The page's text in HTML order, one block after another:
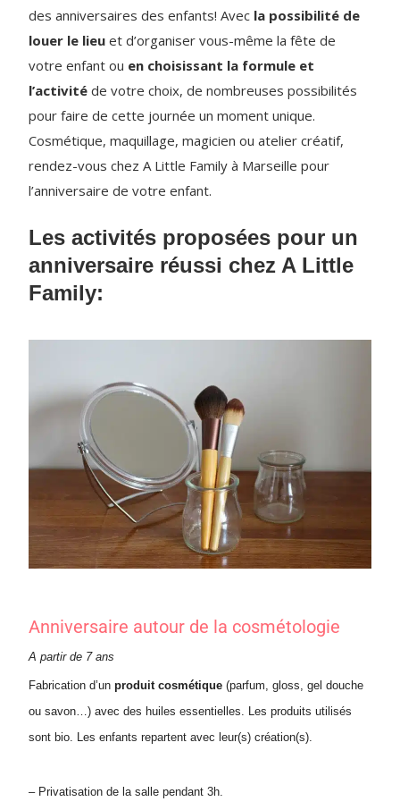
des anniversaires des enfants! Avec la possibilité de
louer le lieu et d’organiser vous-même la fête de
votre enfant ou en choisissant la formule et
l’activité de votre choix, de nombreuses possibilités
pour faire de cette journée un moment unique.
Cosmétique, maquillage, magicien ou atelier créatif,
rendez-vous chez A Little Family à Marseille pour
l’anniversaire de votre enfant.
Les activités proposées pour un
anniversaire réussi chez A Little
Family:
Anniversaire autour de la cosmétologie
A partir de 7 ans
Fabrication d’un produit cosmétique (parfum, gloss, gel douche
ou savon…) avec des huiles essentielles. Les produits utilisés
sont bio. Les enfants repartent avec leur(s) création(s).
– Privatisation de la salle pendant 3h.